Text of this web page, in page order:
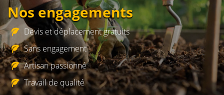
Nos engagements
Devis et déplacement gratuits
Sans engagement
Artisan passionné
Travail de qualité